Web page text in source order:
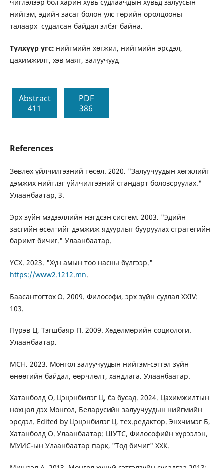
чиглэлээр бол харин хувь судлаачдын хувьд залуусын
нийгэм, эдийн засаг болон улс төрийн оролцооны
талаарх судалсан байдал элбэг байна.
Түлхүүр үгс: нийгмийн хөгжил, нийгмийн эрсдэл,
цахимжилт, хэв маяг, залуучууд
Abstract
411
PDF
386
References
Зөвлөх үйлчилгээний төсөл. 2020. "Залуучуудын хөгжлийг
дэмжих нийтлэг үйлчилгээний стандарт боловсруулах."
Улаанбаатар, 3.
Эрх зүйн мэдээллийн нэгдсэн систем. 2003. "Эдийн
засгийн өсөлтийг дэмжиж ядуурлыг бууруулах стратегийн
баримт бичиг." Улаанбаатар.
ҮСХ. 2023. "Хүн амын тоо насны бүлгээр."
https://www2.1212.mn.
Баасантогтох О. 2009. Философи, эрх зүйн судлал XXIV:
103.
Пүрэв Ц, Тэгшбаяр П. 2009. Хөдөлмөрийн социологи.
Улаанбаатар.
МСН. 2023. Монгол залуучуудын нийгэм-сэтгэл зүйн
өнөөгийн байдал, өөрчлөлт, хандлага. Улаанбаатар.
Хатанболд О, Цэцэнбилэг Ц, ба бусад. 2024. Цахимжилтын
нөхцөл дэх Монгол, Беларусийн залуучуудын нийгмийн
эрсдэл. Edited by Цэцэнбилэг Ц, тех.редактор. Энхчимэг Б,
Хатанболд О. Улаанбаатар: ШУТС, Философийн хүрээлэн,
МУИС-ын Улаанбаатар парк, "Тод бичиг" ХХК.